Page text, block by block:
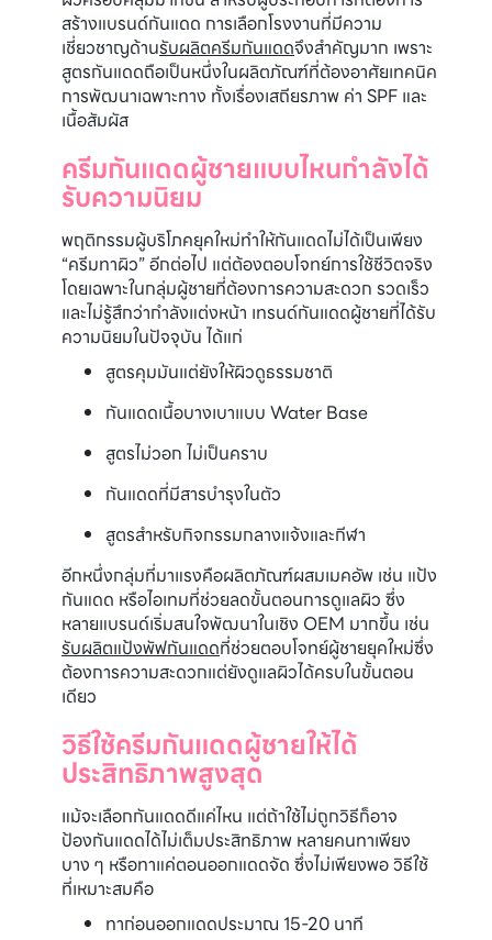
สร้างแบรนด์กันแดด การเลือกโรงงานที่มีความ
เชี่ยวชาญด้านรับผลิตครีมกันแดดจึงสำคัญมาก เพราะ
สูตรกันแดดถือเป็นหนึ่งในผลิตภัณฑ์ที่ต้องอาศัยเทคนิค
การพัฒนาเฉพาะทาง ทั้งเรื่องเสถียรภาพ ค่า SPF และ
เนื้อสัมผัส
ครีมกันแดดผู้ชายแบบไหนกำลังได้
รับความนิยม
พฤติกรรมผู้บริโภคยุคใหม่ทำให้กันแดดไม่ได้เป็นเพียง
“ครีมทาผิว” อีกต่อไป แต่ต้องตอบโจทย์การใช้ชีวิตจริง
โดยเฉพาะในกลุ่มผู้ชายที่ต้องการความสะดวก รวดเร็ว
และไม่รู้สึกว่ากำลังแต่งหน้า เทรนด์กันแดดผู้ชายที่ได้รับ
ความนิยมในปัจจุบัน ได้แก่
สูตรคุมมันแต่ยังให้ผิวดูธรรมชาติ
กันแดดเนื้อบางเบาแบบ Water Base
สูตรไม่วอก ไม่เป็นคราบ
กันแดดที่มีสารบำรุงในตัว
สูตรสำหรับกิจกรรมกลางแจ้งและกีฬา
อีกหนึ่งกลุ่มที่มาแรงคือผลิตภัณฑ์ผสมเมคอัพ เช่น แป้ง
กันแดด หรือไอเทมที่ช่วยลดขั้นตอนการดูแลผิว ซึ่ง
หลายแบรนด์เริ่มสนใจพัฒนาในเชิง OEM มากขึ้น เช่น
รับผลิตแป้งพัฟกันแดดที่ช่วยตอบโจทย์ผู้ชายยุคใหม่ซึ่ง
ต้องการความสะดวกแต่ยังดูแลผิวได้ครบในขั้นตอน
เดียว
วิธีใช้ครีมกันแดดผู้ชายให้ได้
ประสิทธิภาพสูงสุด
แม้จะเลือกกันแดดดีแค่ไหน แต่ถ้าใช้ไม่ถูกวิธีก็อาจ
ป้องกันแดดได้ไม่เต็มประสิทธิภาพ หลายคนทาเพียง
บาง ๆ หรือทาแค่ตอนออกแดดจัด ซึ่งไม่เพียงพอ วิธีใช้
ที่เหมาะสมคือ
ทาก่อนออกแดดประมาณ 15-20 นาที